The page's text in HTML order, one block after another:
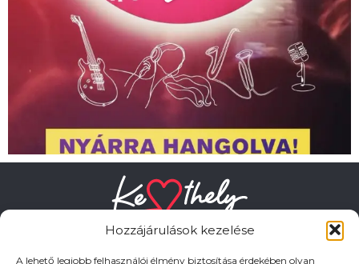
Hozzájárulások kezelése
A lehető legjobb felhasználói élmény biztosítása érdekében olyan